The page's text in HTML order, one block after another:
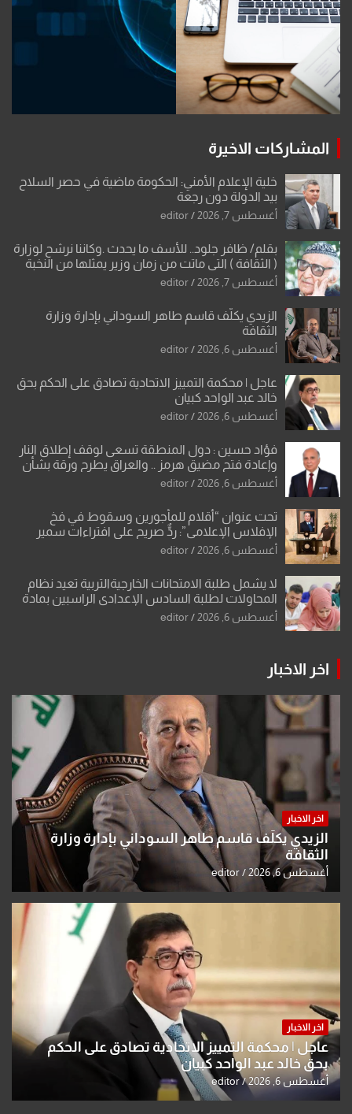
المشاركات الاخيرة
خلية الإعلام الأمني: الحكومة ماضية في حصر السلاح
بيد الدولة دون رجعة
أغسطس 7, 2026 editor
بقلم/ ظافر جلود.. للأسف ما يحدث .وكاننا نرشح لوزارة
( الثقافة ) التي ماتت من زمان وزير يمثلها من النخبة
والإرث العظيم للثقافة العراقية..
أغسطس 7, 2026 editor
الزيدي يكلّف قاسم طاهر السوداني بإدارة وزارة
الثقافة
أغسطس 6, 2026 editor
عاجل | محكمة التمييز الاتحادية تصادق على الحكم بحق
خالد عبد الواحد كبيان
أغسطس 6, 2026 editor
فؤاد حسين : دول المنطقة تسعى لوقف إطلاق النار
وإعادة فتح مضيق هرمز .. والعراق يطرح ورقة بشأن
تحولات القدس
أغسطس 6, 2026 editor
تحت عنوان “أقلام للمأجورين وسقوط في فخ
الإفلاس الإعلامي”: ردٌّ صريح على افتراءات سمير
الشكرجي
أغسطس 6, 2026 editor
لا يشمل طلبة الامتحانات الخارجيةالتربية تعيد نظام
المحاولات لطلبة السادس الإعدادي الراسبين بمادة
أو مادتين
أغسطس 6, 2026 editor
اخر الاخبار
اخر الاخبار
الزيدي يكلّف قاسم طاهر السوداني بإدارة وزارة
الثقافة
أغسطس 6, 2026 editor
اخر الاخبار
عاجل | محكمة التمييز الاتحادية تصادق على الحكم
بحق خالد عبد الواحد كبيان
أغسطس 6, 2026 editor